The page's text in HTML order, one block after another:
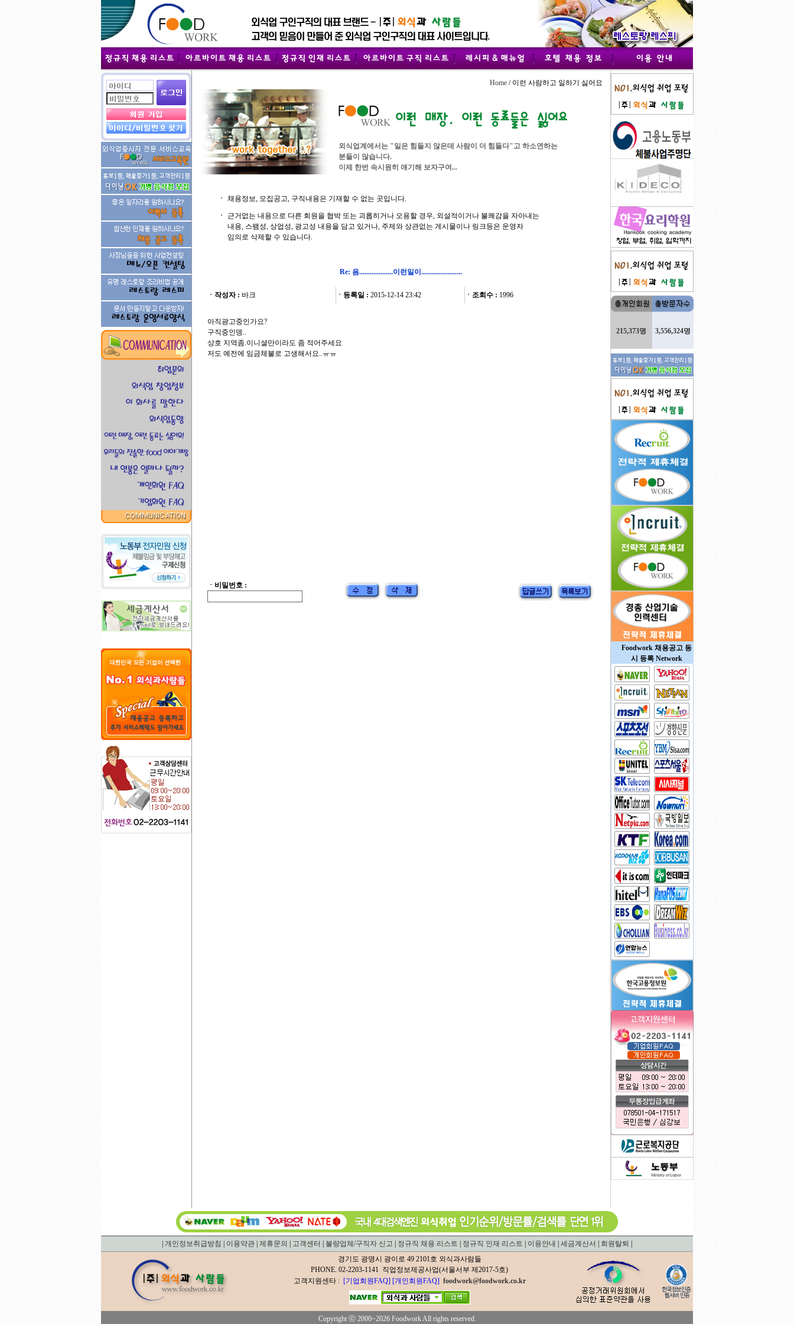
Home/ 이런 사람하고 일하기 싫어요
외식업계에서는 "일은 힘들지 않은데 사람이 더 힘들다"고 하소연하는
분들이 많습니다.
이제 한번 속시원히 얘기해 보자구여...
ㆍ 채용정보, 모집공고, 구직내용은 기재할 수 없는 곳입니다.
ㆍ
근거없는 내용으로 다른 회원을 협박 또는 괴롭히거나 오용할 경우, 외설적이거나 불쾌감을 자아내는
내용, 스팸성, 상업성, 광고성 내용을 담고 있거나, 주제와 상관없는 게시물이나 링크등은 운영자
임의로 삭제할 수 있습니다.
Re: 음...................이런일이.......................
ㆍ작성자 : 바크 ㆍ등록일 : 2015-12-14 23:42 ㆍ조회수 : 1996
아직광고중인가요?
구직중인뎅..
상호 지역좀.이니셜만이라도 좀 적어주세요
저도 예전에 임금체불로 고생해서요..ㅠㅠ
ㆍ비밀번호 :
215,373명 3,556,324명
Foodwork 채용공고 동
시 등록 Network
개인정보취급방침 이용약관 제휴문의 고객센터 불량업체/구직자 신고 정규직 채용 리스트 정규직 인재 리스트 이용안내 세금계산서 회원탈퇴
경기도 광명시 광이로 49 2101호 외식과사람들
PHONE. 02-2203-1141 직업정보제공사업(서울서부 제2017-5호)
고객지원센타 : [기업회원FAQ] [개인회원FAQ] foodwork@foodwork.co.kr
Copyright ⓒ 2000~2026 Foodwork All rights reserved.